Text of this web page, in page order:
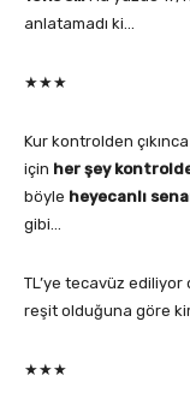
anlatamadı ki…
★★★
Kur kontrolden
için her şey
böyle heyecanlı
gibi…
TL’ye tecavüz ediliyor
reşit olduğuna göre
★★★